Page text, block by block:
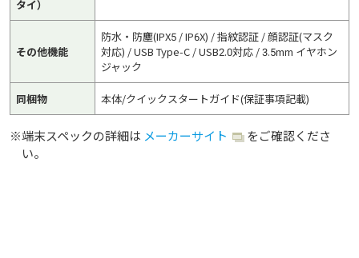
タイ）
その他機能
防水・防塵(IPX5 / IP6X) / 指紋認証 / 顔認証(マスク
対応) / USB Type-C / USB2.0対応 / 3.5mm イヤホン
ジャック
同梱物 本体/クイックスタートガイド(保証事項記載)
※端末スペックの詳細は メーカーサイト
をご確認くださ
い。